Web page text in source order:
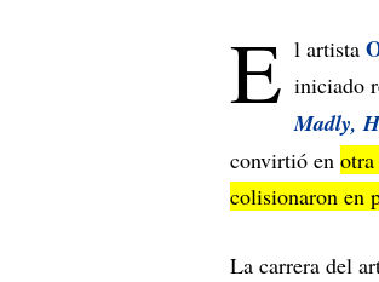
E l artista
iniciado
Madly,
convirtió en
colisionaron en
La carrera del